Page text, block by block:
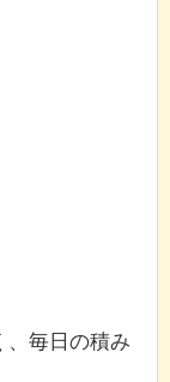
、毎日の積み